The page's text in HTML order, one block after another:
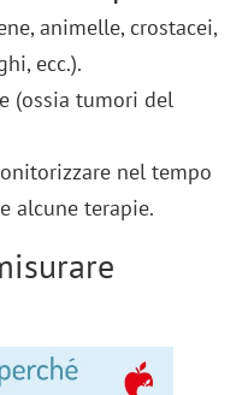
animelle, crostacei,
ecc.).
(ossia tumori del
nel tempo
alcune terapie.